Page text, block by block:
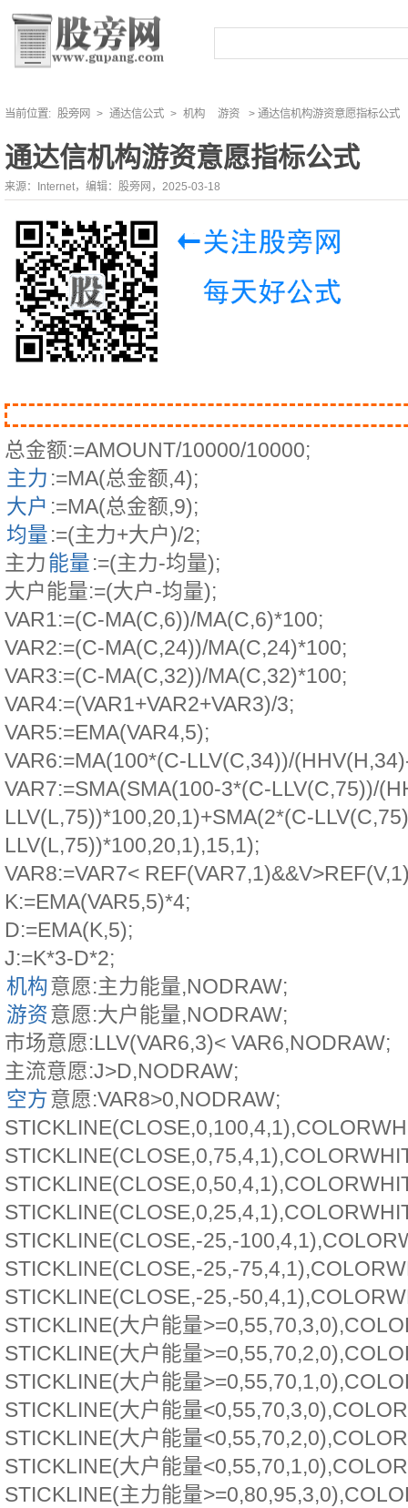
当前位置: 股旁网 > 通达信公式 > 机构 游资 > 通达信机构游资意愿指标公式
通达信机构游资意愿指标公式
来源：Internet，编辑：股旁网，2025-03-18
总金额:=AMOUNT/10000/10000;
主力 :=MA(总金额,4);
大户 :=MA(总金额,9);
均量:=(主力+大户)/2;
主力能量:=(主力-均量);
大户能量:=(大户-均量);
VAR1:=(C-MA(C,6))/MA(C,6)*100;
VAR2:=(C-MA(C,24))/MA(C,24)*100;
VAR3:=(C-MA(C,32))/MA(C,32)*100;
VAR4:=(VAR1+VAR2+VAR3)/3;
VAR5:=EMA(VAR4,5);
VAR6:=MA(100*(C-LLV(C,34))/
VAR7:=SMA(SMA(100-3*(C-LLV(C,75))/
LLV(L,75))*100,20,1)+SMA(2*(C-
LLV(L,75))*100,20,1),15,1);
VAR8:=VAR7<
K:=EMA(VAR5,5)*4;
D:=EMA(K,5);
J:=K*3-D*2;
机构意愿:主力能量,NODRAW;
游资意愿:大户能量,NODRAW;
市场意愿:LLV(VAR6,3)< VAR6,NODRAW;
主流意愿:J>D,NODRAW;
空方意愿:VAR8>0,NODRAW;
STICKLINE(CLOSE,-25,-
STICKLINE(CLOSE,-25,-
STICKLINE(CLOSE,-25,-
STICKLINE(大户能量
STICKLINE(大户能量
STICKLINE(大户能量
STICKLINE(大户能量
STICKLINE(大户能量
STICKLINE(大户能量
STICKLINE(主力能量